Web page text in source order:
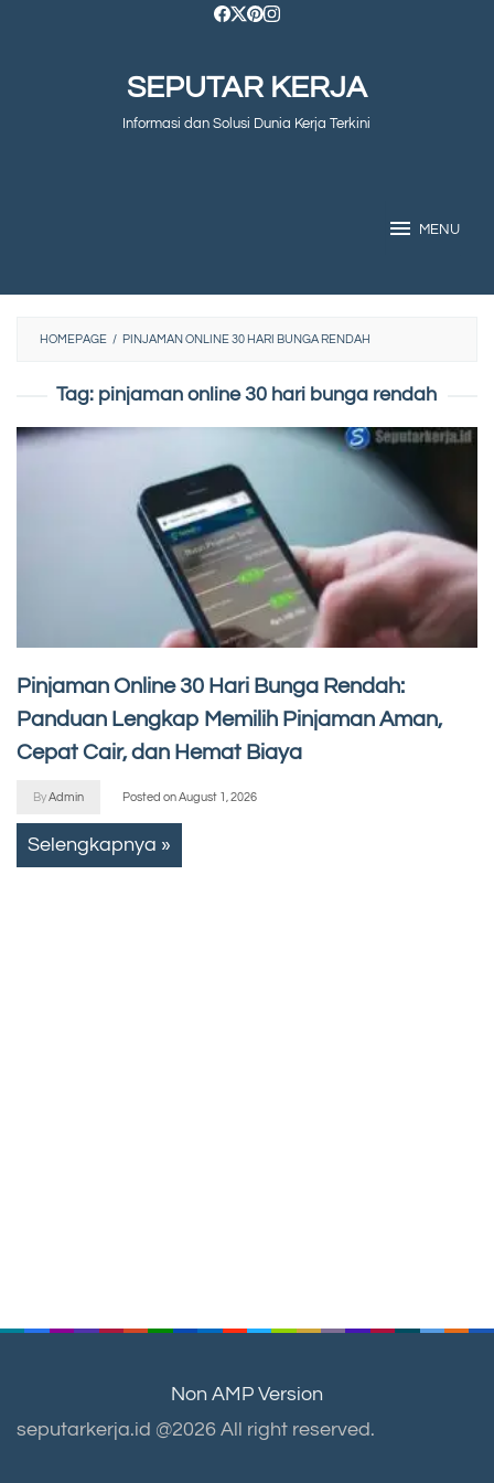
SEPUTAR KERJA
Informasi dan Solusi Dunia Kerja Terkini
MENU
HOMEPAGE / PINJAMAN ONLINE 30 HARI BUNGA RENDAH
Tag: pinjaman online 30 hari bunga rendah
Pinjaman Online 30 Hari Bunga Rendah:
Panduan Lengkap Memilih Pinjaman Aman,
Cepat Cair, dan Hemat Biaya
ByAdmin Posted onAugust 1, 2026
Selengkapnya »
Non AMP Version
seputarkerja.id @2026 All right reserved.